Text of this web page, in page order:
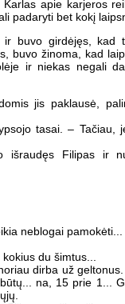
apie karjeros
padaryti bet kokį
buvo girdėjęs, kad
buvo žinoma, kad
ir niekas negali
jis paklausė,
tasai. – Tačiau,
išraudęs Filipas ir
neblogai pamokėti...
du šimtus...
dirba už
na, 15 prie 1...